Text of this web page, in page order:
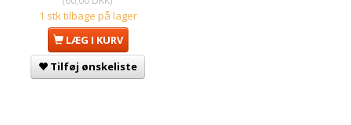
1 stk tilbage på lager
LÆG I KURV
Tilføj ønskeliste